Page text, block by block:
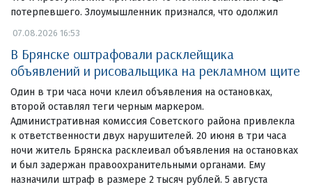
потерпевшего. Злоумышленник признался, что одолжил
07.08.2026 16:53
В Брянске оштрафовали расклейщика
объявлений и рисовальщика на рекламном щите
Один в три часа ночи клеил объявления на остановках,
второй оставлял теги черным маркером.
Административная комиссия Советского района привлекла
к ответственности двух нарушителей. 20 июня в три часа
ночи житель Брянска расклеивал объявления на остановках
и был задержан правоохранительными органами. Ему
назначили штраф в размере 2 тысяч рублей. 5 августа